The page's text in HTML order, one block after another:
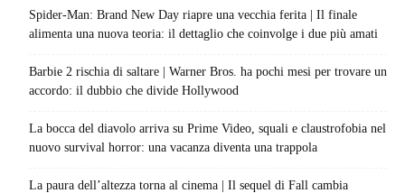
Spider-Man: Brand New Day riapre una vecchia ferita | Il finale
alimenta una nuova teoria: il dettaglio che coinvolge i due più amati
Barbie 2 rischia di saltare | Warner Bros. ha pochi mesi per trovare un
accordo: il dubbio che divide Hollywood
La bocca del diavolo arriva su Prime Video, squali e claustrofobia nel
nuovo survival horror: una vacanza diventa una trappola
La paura dell’altezza torna al cinema | Il sequel di Fall cambia